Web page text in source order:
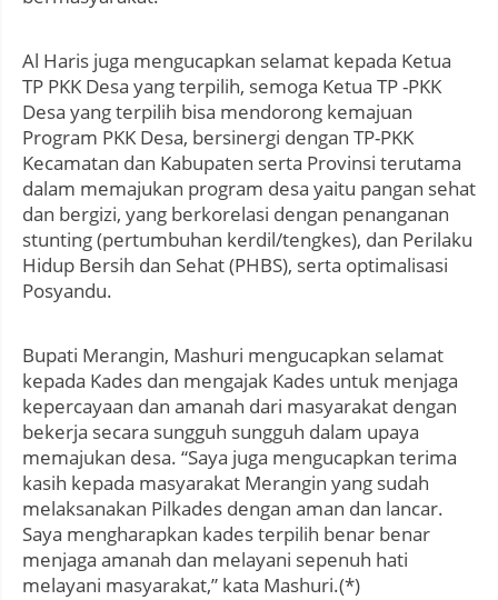
Al Haris juga mengucapkan selamat kepada Ketua
TP PKK Desa yang terpilih, semoga Ketua TP -PKK
Desa yang terpilih bisa mendorong kemajuan
Program PKK Desa, bersinergi dengan TP-PKK
Kecamatan dan Kabupaten serta Provinsi terutama
dalam memajukan program desa yaitu pangan sehat
dan bergizi, yang berkorelasi dengan penanganan
stunting (pertumbuhan kerdil/tengkes), dan Perilaku
Hidup Bersih dan Sehat (PHBS), serta optimalisasi
Posyandu.
Bupati Merangin, Mashuri mengucapkan selamat
kepada Kades dan mengajak Kades untuk menjaga
kepercayaan dan amanah dari masyarakat dengan
bekerja secara sungguh sungguh dalam upaya
memajukan desa. “Saya juga mengucapkan terima
kasih kepada masyarakat Merangin yang sudah
melaksanakan Pilkades dengan aman dan lancar.
Saya mengharapkan kades terpilih benar benar
menjaga amanah dan melayani sepenuh hati
melayani masyarakat,” kata Mashuri.(*)